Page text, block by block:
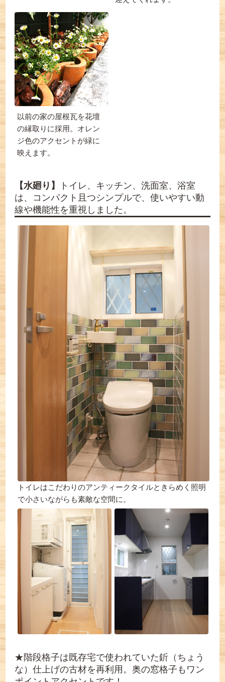
以前の家の屋根瓦を花壇
の縁取りに採用。オレン
ジ色のアクセントが緑に
映えます。
【水廻り】
トイレ、キッチン、洗面室、浴室
は、コンパクト且つシンプルで、使いやすい動
線や機能性を重視しました。
トイレはこだわりのアンティークタイルときらめく照明
で小さいながらも素敵な空間に。
★階段格子は既存宅で使われていた釿（ちょう
な）仕上げの古材を再利用。奥の窓格子もワン